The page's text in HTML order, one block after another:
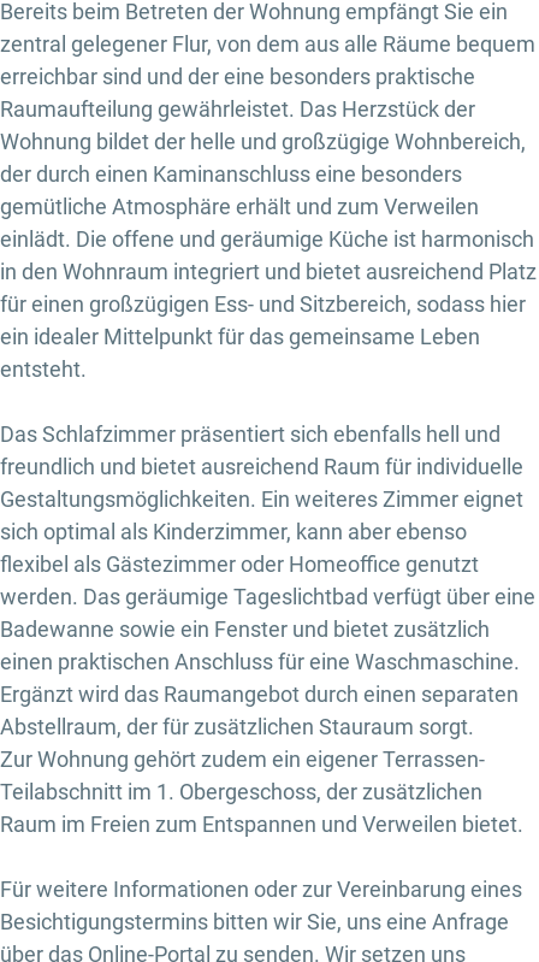
Bereits beim Betreten der Wohnung empfängt Sie ein
zentral gelegener Flur, von dem aus alle Räume bequem
erreichbar sind und der eine besonders praktische
Raumaufteilung gewährleistet. Das Herzstück der
Wohnung bildet der helle und großzügige Wohnbereich,
der durch einen Kaminanschluss eine besonders
gemütliche Atmosphäre erhält und zum Verweilen
einlädt. Die offene und geräumige Küche ist harmonisch
in den Wohnraum integriert und bietet ausreichend Platz
für einen großzügigen Ess- und Sitzbereich, sodass hier
ein idealer Mittelpunkt für das gemeinsame Leben
entsteht.
Das Schlafzimmer präsentiert sich ebenfalls hell und
freundlich und bietet ausreichend Raum für individuelle
Gestaltungsmöglichkeiten. Ein weiteres Zimmer eignet
sich optimal als Kinderzimmer, kann aber ebenso
flexibel als Gästezimmer oder Homeoffice genutzt
werden. Das geräumige Tageslichtbad verfügt über eine
Badewanne sowie ein Fenster und bietet zusätzlich
einen praktischen Anschluss für eine Waschmaschine.
Ergänzt wird das Raumangebot durch einen separaten
Abstellraum, der für zusätzlichen Stauraum sorgt.
Zur Wohnung gehört zudem ein eigener Terrassen-
Teilabschnitt im 1. Obergeschoss, der zusätzlichen
Raum im Freien zum Entspannen und Verweilen bietet.
Für weitere Informationen oder zur Vereinbarung eines
Besichtigungstermins bitten wir Sie, uns eine Anfrage
über das Online-Portal zu senden. Wir setzen uns